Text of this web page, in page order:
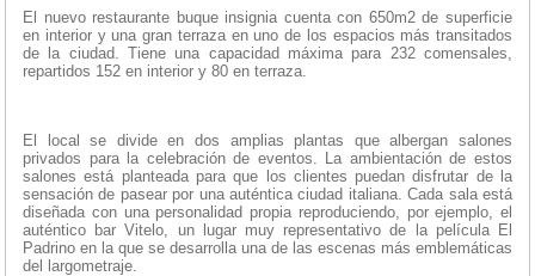
El nuevo restaurante buque insignia cuenta con 650m2 de superficie
en interior y una gran terraza en uno de los espacios más transitados
de la ciudad. Tiene una capacidad máxima para 232 comensales,
repartidos 152 en interior y 80 en terraza.
El local se divide en dos amplias plantas que albergan salones
privados para la celebración de eventos. La ambientación de estos
salones está planteada para que los clientes puedan disfrutar de la
sensación de pasear por una auténtica ciudad italiana. Cada sala está
diseñada con una personalidad propia reproduciendo, por ejemplo, el
auténtico bar Vitelo, un lugar muy representativo de la película El
Padrino en la que se desarrolla una de las escenas más emblemáticas
del largometraje.